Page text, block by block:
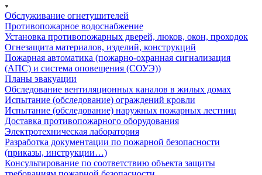
Обслуживание огнетушителей
Противопожарное водоснабжение
Установка противопожарных дверей, люков, окон, проходок
Огнезащита материалов, изделий, конструкций
Пожарная автоматика (пожарно-охранная сигнализация
(АПС) и система оповещения (СОУЭ))
Планы эвакуации
Обследование вентиляционных каналов в жилых домах
Испытание (обследование) ограждений кровли
Испытание (обследование) наружных пожарных лестниц
Доставка противопожарного оборудования
Электротехническая лаборатория
Разработка документации по пожарной безопасности
(приказы, инструкции…)
Консультирование по соответствию объекта защиты